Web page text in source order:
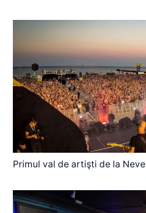
Primul val de artişti de la